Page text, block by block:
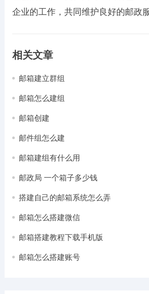
企业的工作，共同维护良好的邮政
相关文章
邮箱建立群组
邮箱怎么建组
邮箱创建
邮件组怎么建
邮箱建组有什么用
邮政局 一个箱子多少钱
搭建自己的邮箱系统怎么弄
邮箱怎么搭建微信
邮箱搭建教程下载手机版
邮箱怎么搭建账号